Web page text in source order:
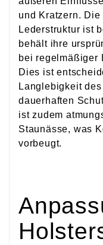
und Kratzern. Die
Lederstruktur ist
behält ihre
bei regelmäßiger
Dies ist
Langlebigkeit
dauerhaften
ist zudem
Staunässe, was
vorbeugt.